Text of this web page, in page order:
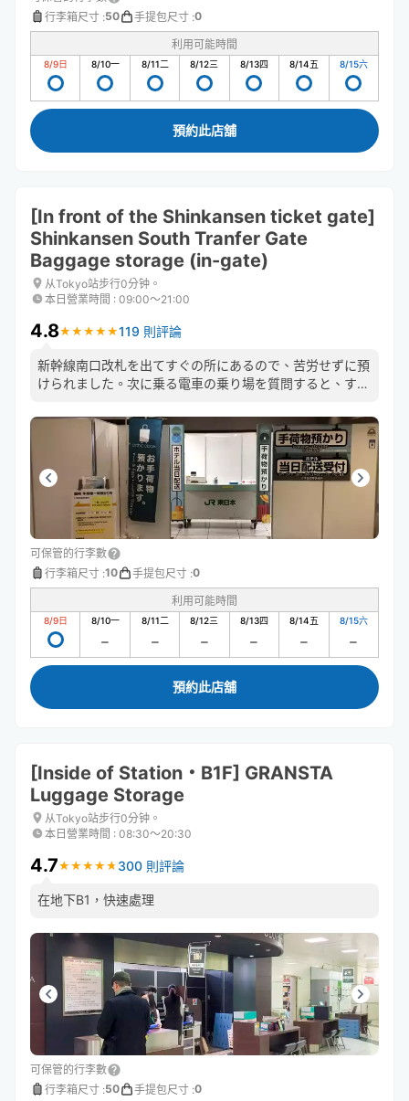
行李箱尺寸 :50 手提包尺寸 :0
利用可能時間
8/9日 8/10一 8/11二 8/12三 8/13四 8/14五 8/15六
預約此店舖
[In front of the Shinkansen ticket gate]
Shinkansen South Tranfer Gate
Baggage storage (in-gate)
从Tokyo站步行0分钟。
本日營業時間 : 09:00〜21:00
4.8★ ★ ★ ★ ★
★ ★ ★ ★ ★119 則評論
新幹線南口改札を出てすぐの所にあるので、苦労せずに預
けられました。次に乗る電車の乗り場を質問すると、すぐ
た。
可保管的行李數
行李箱尺寸 :10 手提包尺寸 :0
利用可能時間
8/9日 8/10一 8/11二 8/12三 8/13四 8/14五 8/15六
預約此店舖
[Inside of Station・B1F] GRANSTA
Luggage Storage
从Tokyo站步行0分钟。
本日營業時間 : 08:30〜20:30
4.7★ ★ ★ ★ ★
★ ★ ★ ★ ★ 300 則評論
在地下B1，快速處理
可保管的行李數
行李箱尺寸 :50 手提包尺寸 :0